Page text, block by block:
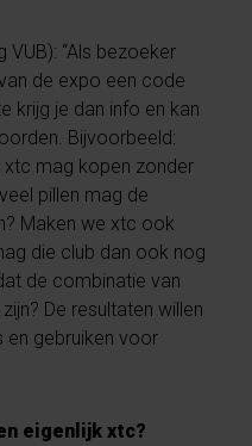
“Als bezoeker
de expo een code
krijg je dan info en kan
Bijvoorbeeld:
xtc mag kopen zonder
pillen mag de
Maken we xtc ook
die club dan ook nog
de combinatie van
De resultaten willen
en gebruiken voor
eigenlijk xtc?